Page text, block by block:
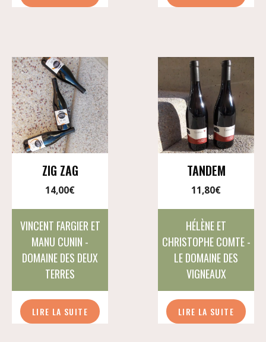
ZIG ZAG
14,00€
VINCENT FARGIER ET
MANU CUNIN -
DOMAINE DES DEUX
TERRES
LIRE LA SUITE
TANDEM
11,80€
HÉLÈNE ET
CHRISTOPHE COMTE -
LE DOMAINE DES
VIGNEAUX
LIRE LA SUITE